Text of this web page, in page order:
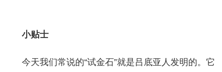
小贴士
今天我们常说的“试金石”就是吕底亚人发明的。它